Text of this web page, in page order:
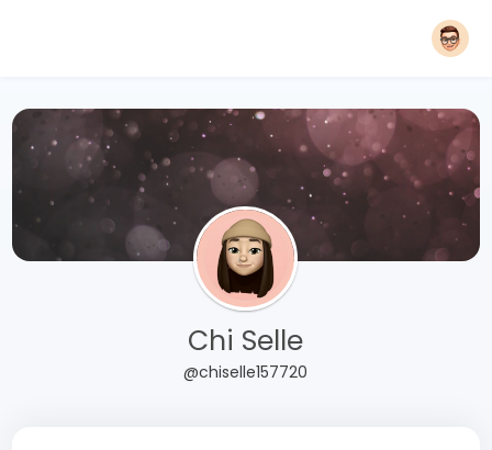
Chi Selle
@chiselle157720